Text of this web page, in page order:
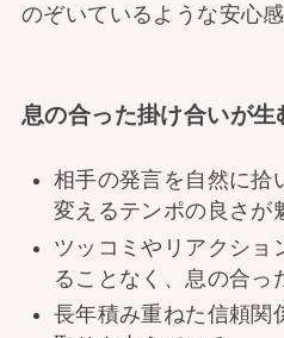
のぞいているような安心
息の合った掛け合いが生
相手の発言を自然に拾
変えるテンポの良さが
ツッコミやリアクショ
ることなく、息の合っ
長年積み重ねた信頼関